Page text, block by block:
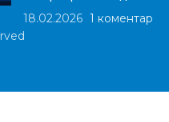
18.02.2026 1 коментар